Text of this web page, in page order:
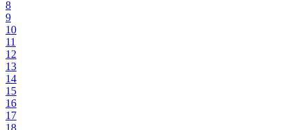
8
9
10
11
12
13
14
15
16
17